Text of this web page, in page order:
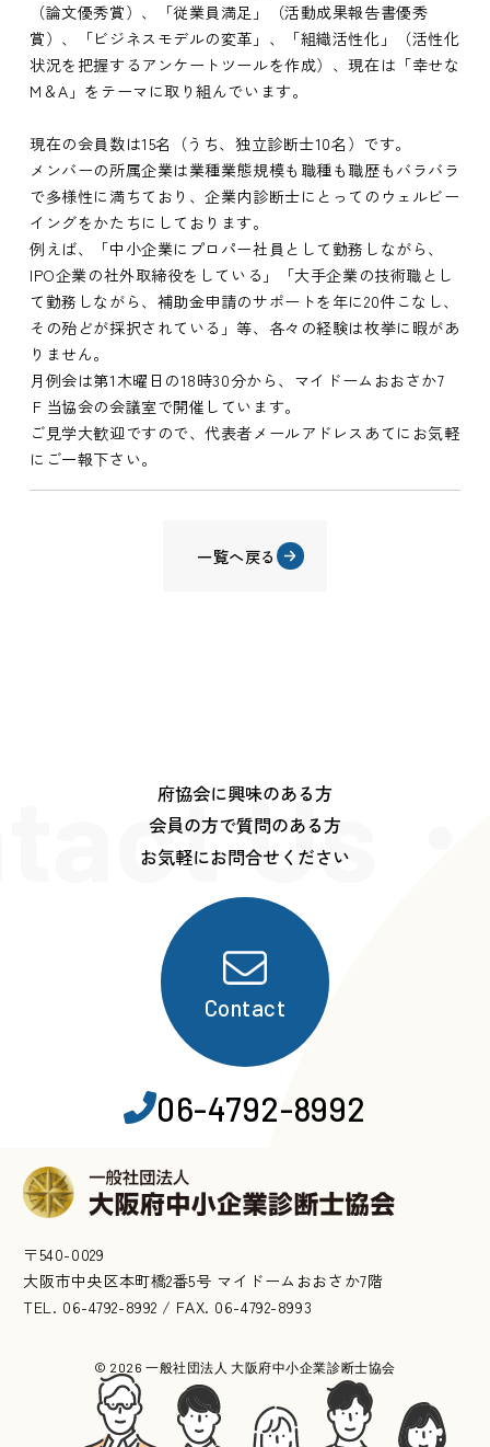
（論文優秀賞）、「従業員満足」（活動成果報告書優秀
賞）、「ビジネスモデルの変革」、「組織活性化」（活性化
状況を把握するアンケートツールを作成）、現在は「幸せな
M＆A」をテーマに取り組んでいます。
現在の会員数は15名（うち、独立診断士10名）です。
メンバーの所属企業は業種業態規模も職種も職歴もバラバラ
で多様性に満ちており、企業内診断士にとってのウェルビー
イングをかたちにしております。
例えば、「中小企業にプロパー社員として勤務しながら、
IPO企業の社外取締役をしている」「大手企業の技術職とし
て勤務しながら、補助金申請のサポートを年に20件こなし、
その殆どが採択されている」等、各々の経験は枚挙に暇があ
りません。
月例会は第1木曜日の18時30分から、マイドームおおさか7
Ｆ当協会の会議室で開催しています。
ご見学大歓迎ですので、代表者メールアドレスあてにお気軽
にご一報下さい。
一覧へ戻る
Us
府協会に興味のある方
会員の方で質問のある方
お気軽にお問合せください
Contact
06-4792-8992
〒540-0029
大阪市中央区本町橋2番5号 マイドームおおさか7階
TEL. 06-4792-8992 / FAX. 06-4792-8993
© 2026 一般社団法人 大阪府中小企業診断士協会